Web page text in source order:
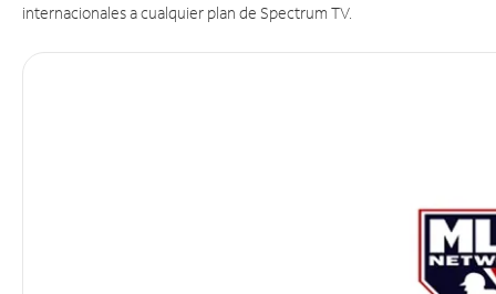
internacionales a cualquier plan de Spectrum TV.